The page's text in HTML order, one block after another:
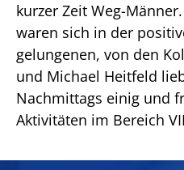
kurzer Zeit Weg-
waren sich in der
gelungenen, von den
und Michael Heitfeld
Nachmittags einig und
Aktivitäten im Bereich